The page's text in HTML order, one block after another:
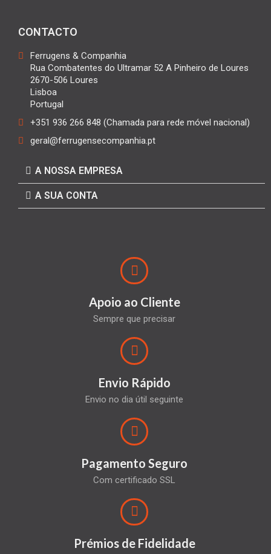
CONTACTO
Ferrugens & Companhia
Rua Combatentes do Ultramar 52 A Pinheiro de Loures
2670-506 Loures
Lisboa
Portugal
+351 936 266 848 (Chamada para rede móvel nacional)
geral@ferrugensecompanhia.pt
A NOSSA EMPRESA
A SUA CONTA
Apoio ao Cliente
Sempre que precisar
Envio Rápido
Envio no dia útil seguinte
Pagamento Seguro
Com certificado SSL
Prémios de Fidelidade